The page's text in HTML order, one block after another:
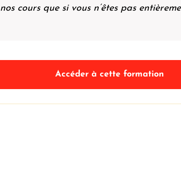
cours que si vous n’êtes pas
Accéder à cette formation